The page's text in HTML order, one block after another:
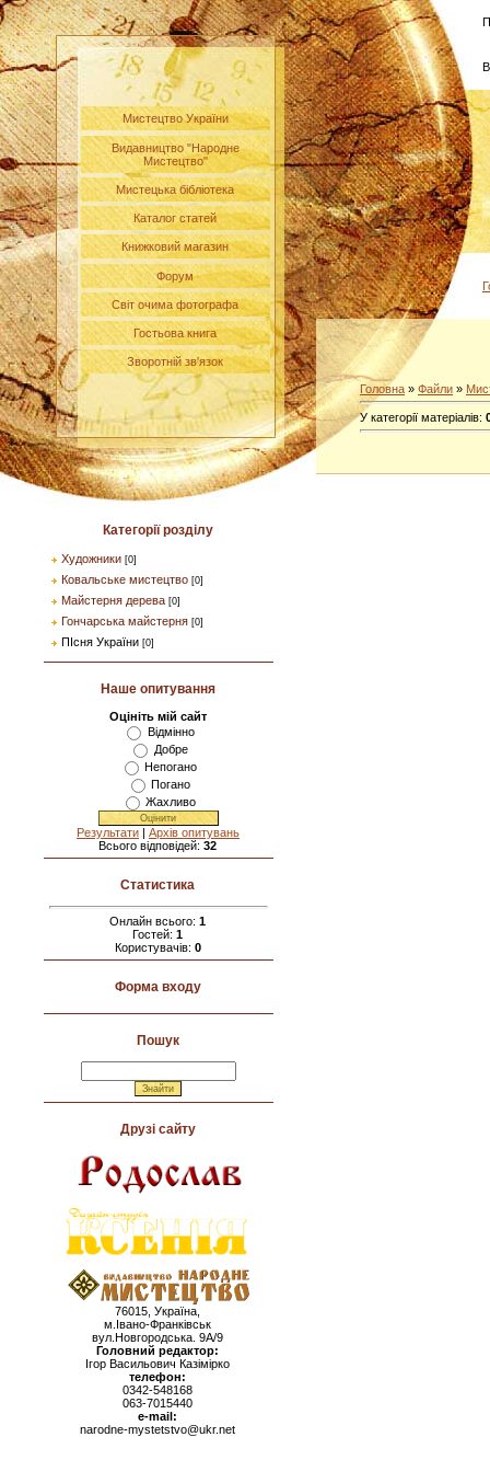
Мистецтво України
Видавництво "Народне
Мистецтво"
Мистецька бібліотека
Каталог статей
Книжковий магазин
Форум
Світ очима фотографа
Гостьова книга
Зворотній зв'язок
Категорії розділу
Художники [0]
Ковальське мистецтво [0]
Майстерня дерева [0]
Гончарська майстерня [0]
ПІсня України [0]
Наше опитування
Оцініть мій сайт
Відмінно
Добре
Непогано
Погано
Жахливо
Результати | Архів опитувань
Всього відповідей:32
Статистика
Онлайн всього:1
Гостей:1
Користувачів: 0
Форма входу
Пошук
Друзі сайту
76015, Україна,
м.Івано-Франківськ
вул.Новгородська. 9А/9
Головний редактор:
Ігор Васильович Казімірко
телефон:
0342-548168
063-7015440
e-mail:
narodne-mystetstvo@ukr.net
Головна » Файли »
У категорії матеріалів: